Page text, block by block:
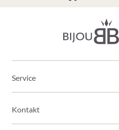
Service
Kontakt